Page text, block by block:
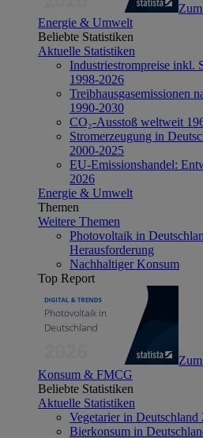
Energie & Umwelt
Beliebte Statistiken
Aktuelle Statistiken
Industriestrompreise inkl.
1998-2026
Treibhausgasemissionen
1990-2030
CO₂-Ausstoß weltweit
Stromerzeugung in
2000-2025
EU-Emissionshandel:
2026
Energie & Umwelt
Themen
Weitere Themen
Photovoltaik in
Herausforderung
Nachhaltiger Konsum
Top Report
Konsum & FMCG
Beliebte Statistiken
Aktuelle Statistiken
Vegetarier in Deutschland
Bierkonsum in